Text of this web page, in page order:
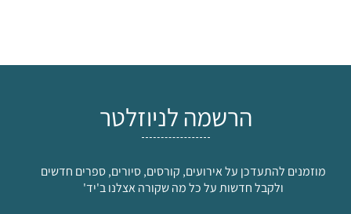
הרשמה לניוזלטר
מוזמנים להתעדכן על אירועים, קורסים, סיורים, ספרים חדשים
ולקבל חדשות על כל מה שקורה אצלנו ב'יד'